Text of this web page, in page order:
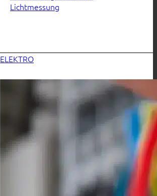
Lichtmessung
ELEKTRO